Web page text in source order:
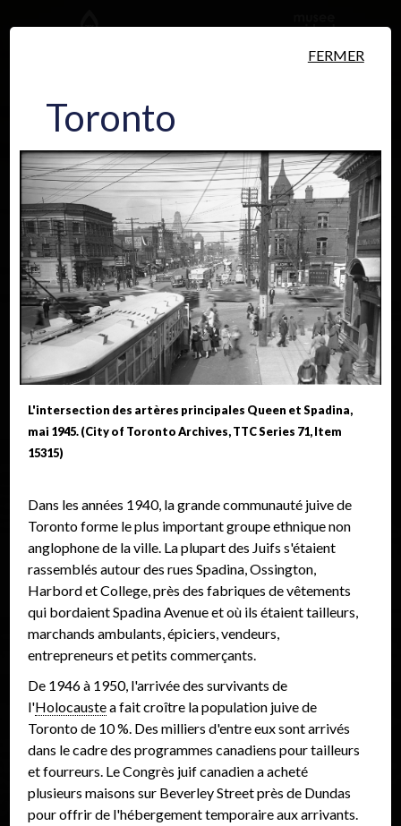
Personnes Lieux Événements
Toronto
FERMER
L'intersection des artères principales Queen et Spadina,
mai 1945. (City of Toronto Archives, TTC Series 71, Item
15315)
Dans les années 1940, la grande communauté juive de
Toronto forme le plus important groupe ethnique non
anglophone de la ville. La plupart des Juifs s'étaient
rassemblés autour des rues Spadina, Ossington,
Harbord et College, près des fabriques de vêtements
qui bordaient Spadina Avenue et où ils étaient tailleurs,
marchands ambulants, épiciers, vendeurs,
entrepreneurs et petits commerçants.
De 1946 à 1950, l'arrivée des survivants de
l'Holocaustea fait croître la population juive de
Toronto de 10 %. Des milliers d'entre eux sont arrivés
dans le cadre des programmes canadiens pour tailleurs
et fourreurs. Le Congrès juif canadien a acheté
plusieurs maisons sur Beverley Street près de Dundas
pour offrir de l'hébergement temporaire aux arrivants.